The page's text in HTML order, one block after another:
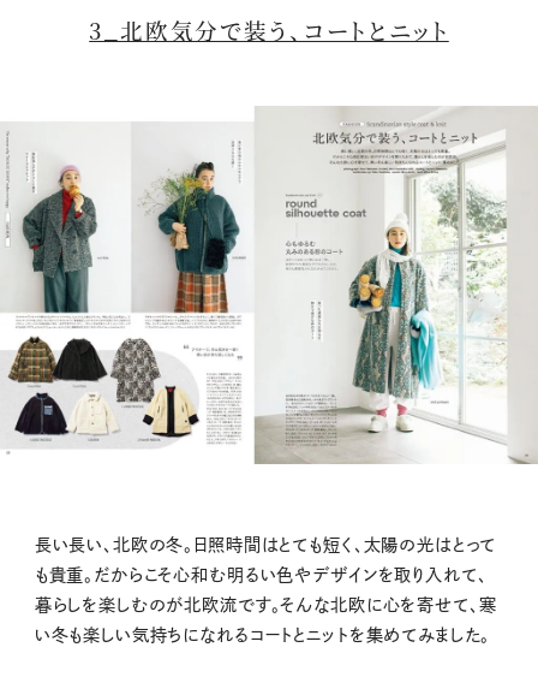
3_北欧気分で装う、コートとニット
長い長い、北欧の冬。日照時間はとても短く、太陽の光はとって
も貴重。だからこそ心和む明るい色やデザインを取り入れて、
暮らしを楽しむのが北欧流です。そんな北欧に心を寄せて、寒
い冬も楽しい気持ちになれるコートとニットを集めてみました。